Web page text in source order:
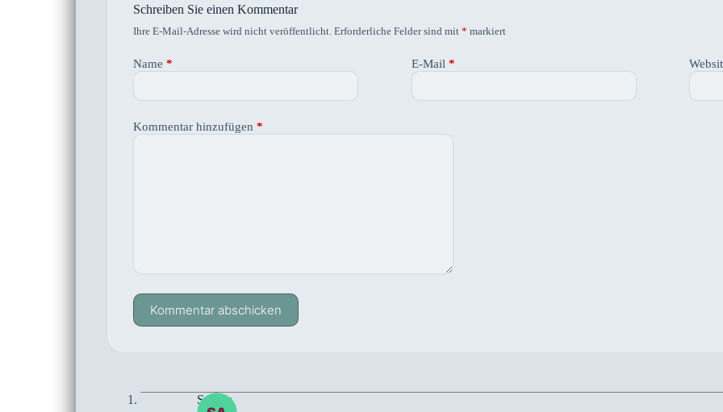
Schreiben Sie einen Kommentar
Ihre E-Mail-Adresse wird nicht veröffentlicht. Erforderliche Felder sind mit * markiert
Name * E-Mail *
Kommentar hinzufügen *
Kommentar abschicken
Sandra